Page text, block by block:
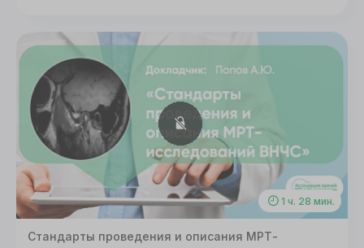
1 ч. 28 мин.
Стандарты проведения и описания МРТ-